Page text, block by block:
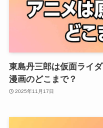
東島丹三郎は仮面ライ
漫画のどこまで？
2025年11月17日